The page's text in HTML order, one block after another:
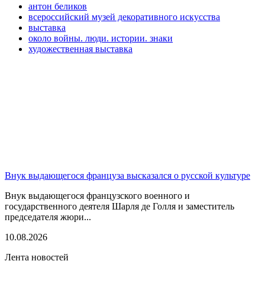
антон беликов
всероссийский музей декоративного искусства
выставка
около войны. люди. истории. знаки
художественная выставка
Внук выдающегося француза высказался о русской культуре
Внук выдающегося французского военного и
государственного деятеля Шарля де Голля и заместитель
председателя жюри...
10.08.2026
Лента новостей